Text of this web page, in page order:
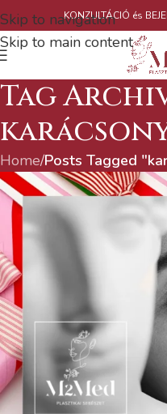
Skip to navigation
Skip to main content
KONZULTÁCIÓ és
Tag
Home/Posts Tagged